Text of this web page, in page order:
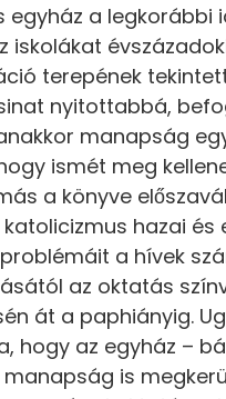
egyház a legkorábbi
iskolákat
terepének
nyitottabbá,
manapság
ismét meg
a könyve
hazai és
a hívek
az oktatás
át a paphiányig.
hogy az egyház –
manapság is